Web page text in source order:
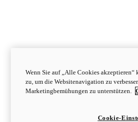
Wenn Sie auf „Alle Cookies
zu, um die Websitenavigation zu
Marketingbemühungen zu unterstützen.
Cookie-